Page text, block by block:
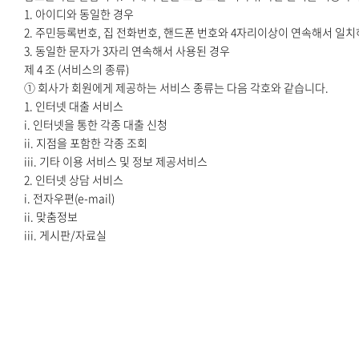
1. 아이디와 동일한 경우
2. 주민등록번호, 집 전화번호, 핸드폰 번호와 4자리이상이 연속해서 일치
3. 동일한 문자가 3자리 연속해서 사용된 경우
제 4 조 (서비스의 종류)
① 회사가 회원에게 제공하는 서비스 종류는 다음 각호와 같습니다.
1. 인터넷 대출 서비스
i. 인터넷을 통한 각종 대출 신청
ii. 지점을 포함한 각종 조회
iii. 기타 이용 서비스 및 정보 제공서비스
2. 인터넷 상담 서비스
i. 전자우편(e-mail)
ii. 맞춤정보
iii. 게시판/자료실